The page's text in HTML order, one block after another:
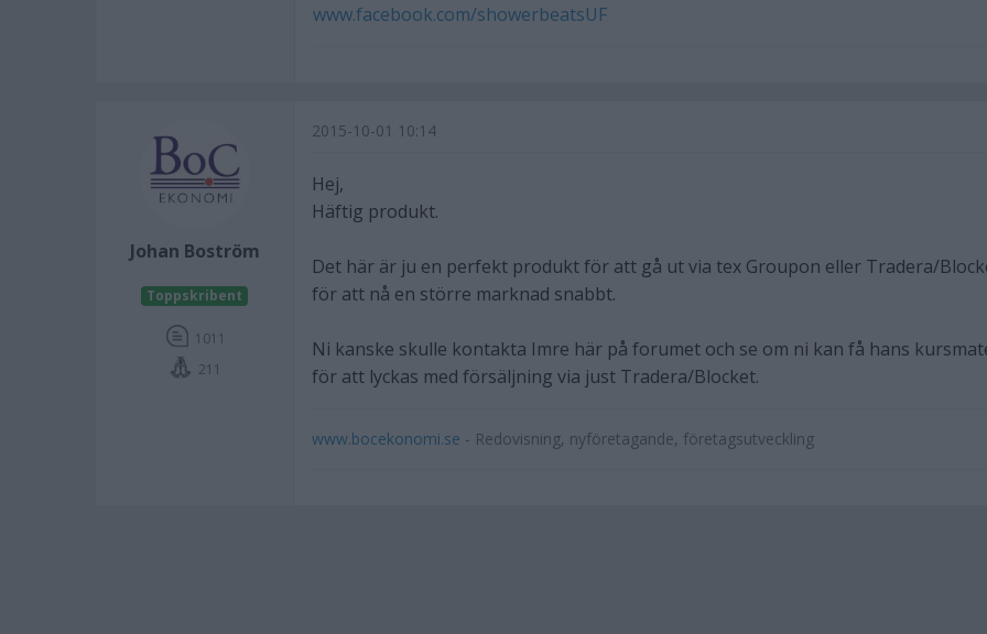
www.facebook.com/showerbeatsUF
Johan Boström
Toppskribent
1011
211
2015-10-01 10:14
Hej,
Häftig produkt.
Det här är ju en perfekt produkt för att gå ut via tex Groupon eller Tradera/
för att nå en större marknad snabbt.
Ni kanske skulle kontakta Imre här på forumet och se om ni kan få hans
för att lyckas med försäljning via just Tradera/Blocket.
www.bocekonomi.se - Redovisning, nyföretagande, företagsutveckling